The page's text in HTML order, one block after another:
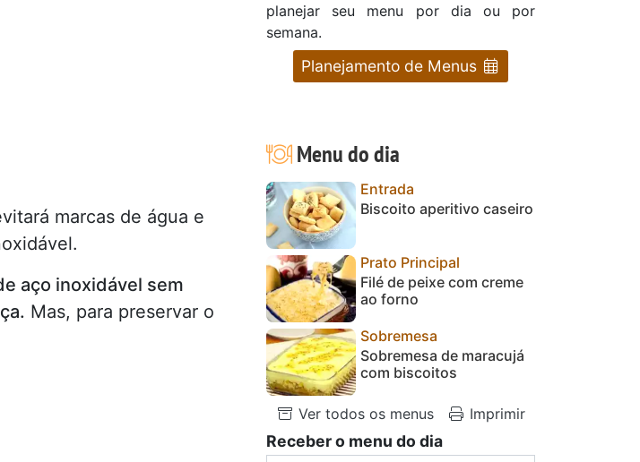
marcas de água e
aço inoxidável sem
Mas, para preservar o
planejar seu menu por dia ou por
semana.
Planejamento de Menus
Menu do dia
Entrada
Biscoito aperitivo caseiro
Prato Principal
Filé de peixe com creme
ao forno
Sobremesa
Sobremesa de maracujá
com biscoitos
Ver todos os menus Imprimir
Receber o menu do dia